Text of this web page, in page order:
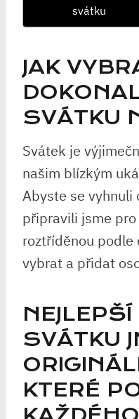
svátku
JAK
SVÁTKU
Svátek je
našim blízkým
Abyste se vyhnuli
připravili jsme
roztříděnou podle
vybrat a přidat
SVÁTKU
KTERÉ